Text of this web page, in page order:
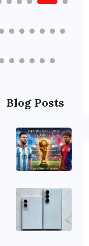
Blog Posts